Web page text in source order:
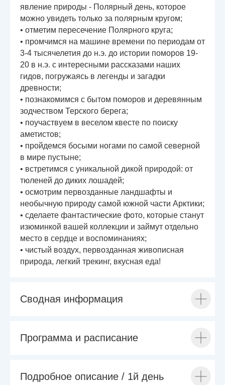
явление природы - Полярный день, которое
можно увидеть только за полярным кругом;
• отметим пересечение Полярного круга;
• промчимся на машине времени по периодам от
3-4 тысячелетия до н.э. до истории поморов 19-
20 в н.э. с интересными рассказами наших
гидов, погружаясь в легенды и загадки
древности;
• познакомимся с бытом поморов и деревянным
зодчеством Терского берега;
• поучаствуем в веселом квесте по поиску
аметистов;
• пройдемся босыми ногами по самой северной
в мире пустыне;
• встретимся с уникальной дикой природой: от
тюленей до диких лошадей;
• осмотрим первозданные ландшафты и
необычную природу самой южной части Арктики;
• сделаете фантастические фото, которые станут
изюминкой вашей коллекции и займут отдельно
место в сердце и воспоминаниях;
• чистый воздух, первозданная живописная
природа, легкий трекинг, вкусная еда!
Сводная информация
Программа и расписание
Подробное описание / 1й день